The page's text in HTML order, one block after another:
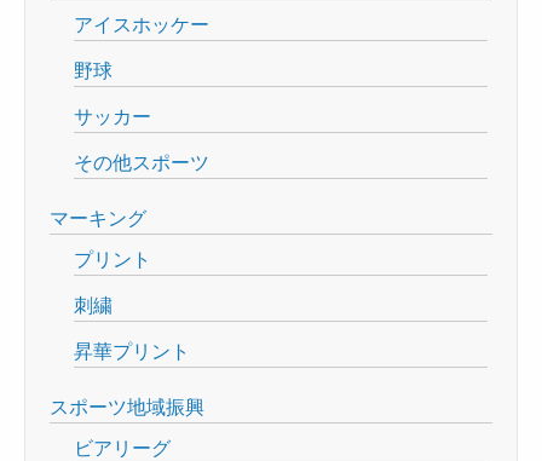
アイスホッケー
野球
サッカー
その他スポーツ
マーキング
プリント
刺繍
昇華プリント
スポーツ地域振興
ビアリーグ